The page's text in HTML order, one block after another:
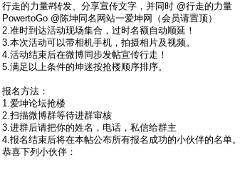
行走的力量#转发、分享宣传文字，并同时 @行走的力量
PowertoGo @陈坤同名网站一爱坤网（会员请置顶）
2.准时到达活动现场集合，过时名额自动顺延！
3.本次活动可以带相机手机，拍摄相片及视频。
4.活动结束后在微博同步发帖宣传行走！
5.满足以上条件的坤迷按抢楼顺序排序。
报名方法：
1.爱坤论坛抢楼
2.扫描微博群等待进群审核
3.进群后请把你的姓名，电话，私信给群主
4.报名结束后将在本帖公布所有报名成功的小伙伴的名单。
恭喜下列小伙伴：